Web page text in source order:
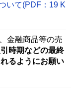
いて(PDF：19 K
金融商品等の売
時期などの最終
るようにお願い